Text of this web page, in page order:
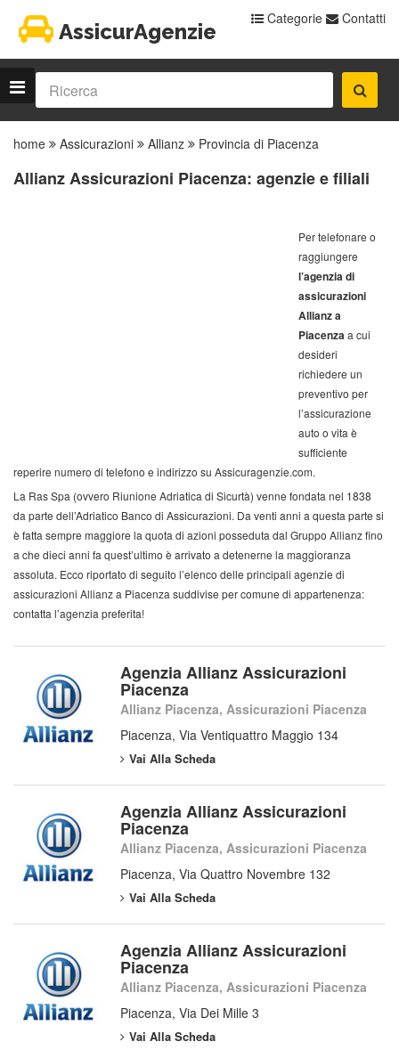
AssicurAgenzie
Categorie Contatti
home Assicurazioni Allianz Provincia di Piacenza
Allianz Assicurazioni Piacenza: agenzie e filiali
Per telefonare o
raggiungere
l’agenzia di
assicurazioni
Allianz a
Piacenzaa cui
desideri
richiedere un
preventivo per
l’assicurazione
auto o vita è
sufficiente
reperire numero di telefono e indirizzo su Assicuragenzie.com.
La Ras Spa (ovvero Riunione Adriatica di Sicurtà) venne fondata nel 1838
da parte dell’Adriatico Banco di Assicurazioni. Da venti anni a questa parte si
è fatta sempre maggiore la quota di azioni posseduta dal Gruppo Allianz fino
a che dieci anni fa quest’ultimo è arrivato a detenerne la maggioranza
assoluta. Ecco riportato di seguito l’elenco delle principali agenzie di
assicurazioni Allianz a Piacenza suddivise per comune di appartenenza:
contatta l’agenzia preferita!
Agenzia Allianz Assicurazioni
Piacenza
Allianz Piacenza, Assicurazioni Piacenza
Piacenza, Via Ventiquattro Maggio 134
Vai Alla Scheda
Agenzia Allianz Assicurazioni
Piacenza
Allianz Piacenza, Assicurazioni Piacenza
Piacenza, Via Quattro Novembre 132
Vai Alla Scheda
Agenzia Allianz Assicurazioni
Piacenza
Allianz Piacenza, Assicurazioni Piacenza
Piacenza, Via Dei Mille 3
Vai Alla Scheda